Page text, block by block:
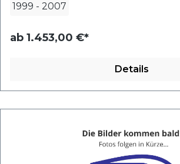
1999 - 2007
ab 1.453,00 €*
Details